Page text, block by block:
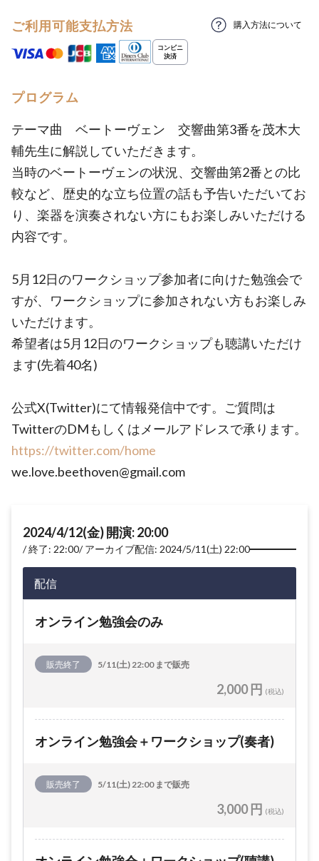
ご利用可能支払方法 購入方法について
プログラム
テーマ曲 ベートーヴェン 交響曲第3番を茂木大
輔先生に解説していただきます。
当時のベートーヴェンの状況、交響曲第2番との比
較など、歴史的な立ち位置の話も予告いただいてお
り、楽器を演奏されない方にもお楽しみいただける
内容です。
5月12日のワークショップ参加者に向けた勉強会で
すが、ワークショップに参加されない方もお楽しみ
いただけます。
希望者は5月12日のワークショップも聴講いただけ
ます(先着40名)
公式X(Twitter)にて情報発信中です。ご質問は
TwitterのDMもしくはメールアドレスで承ります。
https://twitter.com/home
we.love.beethoven@gmail.com
2024/4/12(金) 開演: 20:00
終了: 22:00 アーカイブ配信: 2024/5/11(土) 22:00
配信
オンライン勉強会のみ
販売終了 5/11(土) 22:00 まで販売
2,000 円 (税込)
オンライン勉強会＋ワークショップ(奏者)
販売終了 5/11(土) 22:00 まで販売
3,000 円 (税込)